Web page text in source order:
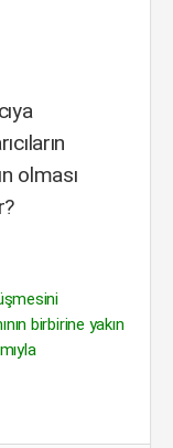
olması
birbirine yakın